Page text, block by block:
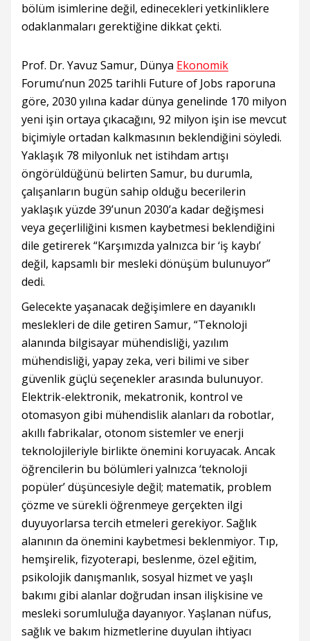
bölüm isimlerine değil, edinecekleri yetkinliklere
odaklanmaları gerektiğine dikkat çekti.
Prof. Dr. Yavuz Samur, Dünya Ekonomik
Forumu’nun 2025 tarihli Future of Jobs raporuna
göre, 2030 yılına kadar dünya genelinde 170 milyon
yeni işin ortaya çıkacağını, 92 milyon işin ise mevcut
biçimiyle ortadan kalkmasının beklendiğini söyledi.
Yaklaşık 78 milyonluk net istihdam artışı
öngörüldüğünü belirten Samur, bu durumla,
çalışanların bugün sahip olduğu becerilerin
yaklaşık yüzde 39’unun 2030’a kadar değişmesi
veya geçerliliğini kısmen kaybetmesi beklendiğini
dile getirerek “Karşımızda yalnızca bir ‘iş kaybı’
değil, kapsamlı bir mesleki dönüşüm bulunuyor”
dedi.
Gelecekte yaşanacak değişimlere en dayanıklı
meslekleri de dile getiren Samur, “Teknoloji
alanında bilgisayar mühendisliği, yazılım
mühendisliği, yapay zeka, veri bilimi ve siber
güvenlik güçlü seçenekler arasında bulunuyor.
Elektrik-elektronik, mekatronik, kontrol ve
otomasyon gibi mühendislik alanları da robotlar,
akıllı fabrikalar, otonom sistemler ve enerji
teknolojileriyle birlikte önemini koruyacak. Ancak
öğrencilerin bu bölümleri yalnızca ‘teknoloji
popüler’ düşüncesiyle değil; matematik, problem
çözme ve sürekli öğrenmeye gerçekten ilgi
duyuyorlarsa tercih etmeleri gerekiyor. Sağlık
alanının da önemini kaybetmesi beklenmiyor. Tıp,
hemşirelik, fizyoterapi, beslenme, özel eğitim,
psikolojik danışmanlık, sosyal hizmet ve yaşlı
bakımı gibi alanlar doğrudan insan ilişkisine ve
mesleki sorumluluğa dayanıyor. Yaşlanan nüfus,
sağlık ve bakım hizmetlerine duyulan ihtiyacı